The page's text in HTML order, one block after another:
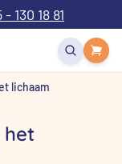
- 130 18 81
lichaam
het